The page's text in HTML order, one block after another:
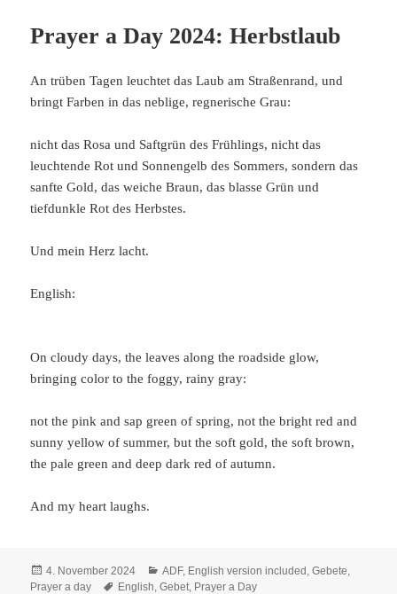
Prayer a Day 2024: Herbstlaub
An trüben Tagen leuchtet das Laub am Straßenrand, und
bringt Farben in das neblige, regnerische Grau:
nicht das Rosa und Saftgrün des Frühlings, nicht das
leuchtende Rot und Sonnengelb des Sommers, sondern das
sanfte Gold, das weiche Braun, das blasse Grün und
tiefdunkle Rot des Herbstes.
Und mein Herz lacht.
English:
On cloudy days, the leaves along the roadside glow,
bringing color to the foggy, rainy gray:
not the pink and sap green of spring, not the bright red and
sunny yellow of summer, but the soft gold, the soft brown,
the pale green and deep dark red of autumn.
And my heart laughs.
Veröffentlicht
am
4. November 2024 Kategorien
ADF, English version included ,Gebete,
Prayer a day
Schlagwörter
English,Gebet, Prayer a Day